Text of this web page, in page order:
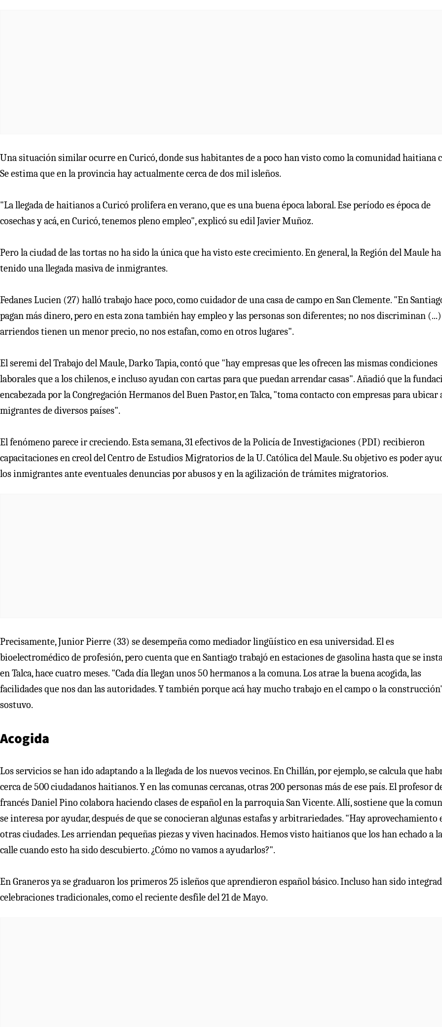
Una situación similar ocurre en Curicó, donde sus habitantes de a poco han visto como la comunidad haitiana
Se estima que en la provincia hay actualmente cerca de dos mil isleños.
"La llegada de haitianos a Curicó prolifera en verano, que es una buena época laboral. Ese período es época de
cosechas y acá, en Curicó, tenemos pleno empleo", explicó su edil Javier Muñoz.
Pero la ciudad de las tortas no ha sido la única que ha visto este crecimiento. En general, la Región del Maule ha
tenido una llegada masiva de inmigrantes.
Fedanes Lucien (27) halló trabajo hace poco, como cuidador de una casa de campo en San Clemente. "En
pagan más dinero, pero en esta zona también hay empleo y las personas son diferentes; no nos discriminan
arriendos tienen un menor precio, no nos estafan, como en otros lugares".
El seremi del Trabajo del Maule, Darko Tapia, contó que "hay empresas que les ofrecen las mismas condiciones
laborales que a los chilenos, e incluso ayudan con cartas para que puedan arrendar casas". Añadió que la
encabezada por la Congregación Hermanos del Buen Pastor, en Talca, "toma contacto con empresas para ubicar
migrantes de diversos países".
El fenómeno parece ir creciendo. Esta semana, 31 efectivos de la Policía de Investigaciones (PDI) recibieron
capacitaciones en creol del Centro de Estudios Migratorios de la U. Católica del Maule. Su objetivo es poder
los inmigrantes ante eventuales denuncias por abusos y en la agilización de trámites migratorios.
Precisamente, Junior Pierre (33) se desempeña como mediador lingüístico en esa universidad. El es
bioelectromédico de profesión, pero cuenta que en Santiago trabajó en estaciones de gasolina hasta que se
en Talca, hace cuatro meses. "Cada día llegan unos 50 hermanos a la comuna. Los atrae la buena acogida, las
facilidades que nos dan las autoridades. Y también porque acá hay mucho trabajo en el campo o la
sostuvo.
Acogida
Los servicios se han ido adaptando a la llegada de los nuevos vecinos. En Chillán, por ejemplo, se calcula que
cerca de 500 ciudadanos haitianos. Y en las comunas cercanas, otras 200 personas más de ese país. El profesor
francés Daniel Pino colabora haciendo clases de español en la parroquia San Vicente. Allí, sostiene que la
se interesa por ayudar, después de que se conocieran algunas estafas y arbitrariedades. "Hay aprovechamiento
otras ciudades. Les arriendan pequeñas piezas y viven hacinados. Hemos visto haitianos que los han echado a la
calle cuando esto ha sido descubierto. ¿Cómo no vamos a ayudarlos?".
En Graneros ya se graduaron los primeros 25 isleños que aprendieron español básico. Incluso han sido
celebraciones tradicionales, como el reciente desfile del 21 de Mayo.